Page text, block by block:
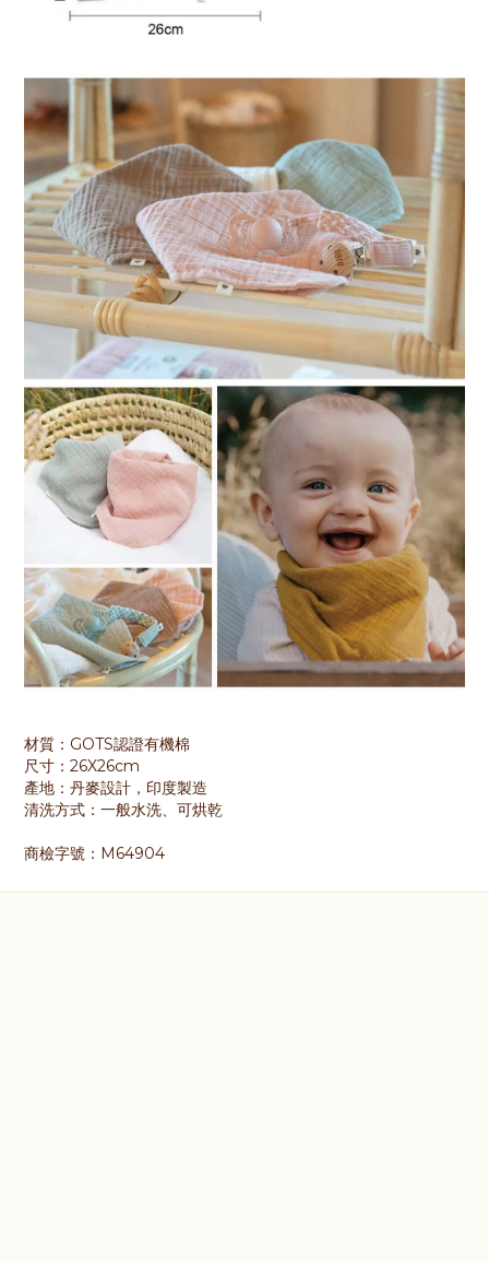
材質：GOTS認證有機棉
尺寸：26X26cm
產地：丹麥設計，印度製造
清洗方式：一般水洗、可烘乾
商檢字號：M64904